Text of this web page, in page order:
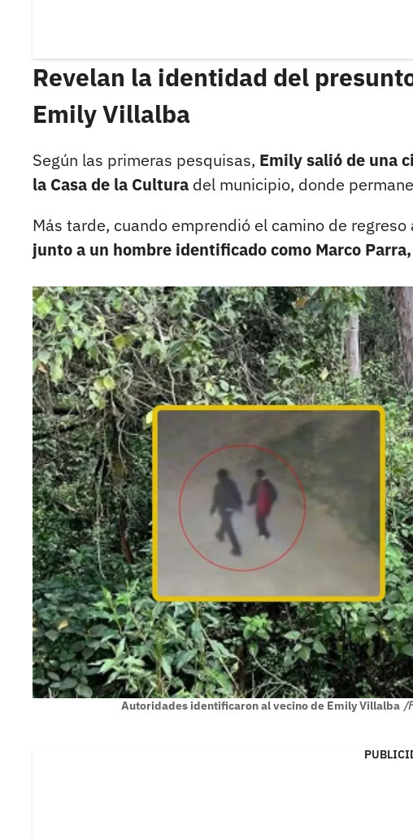
Revelan la identidad del
Emily Villalba
Según las primeras pesquisas, Emily salió de una
la Casa de la Cultura del municipio, donde
Más tarde, cuando emprendió el camino de
junto a un hombre identificado como Marco Parra,
Autoridades identificaron al vecino de Emily Villalba /